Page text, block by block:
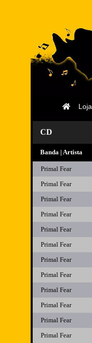
Loja
Página
CD
Banda | Artista
Primal Fear
Primal Fear
Primal Fear
Primal Fear
Primal Fear
Primal Fear
Primal Fear
Primal Fear
Primal Fear
Primal Fear
Primal Fear
Primal Fear